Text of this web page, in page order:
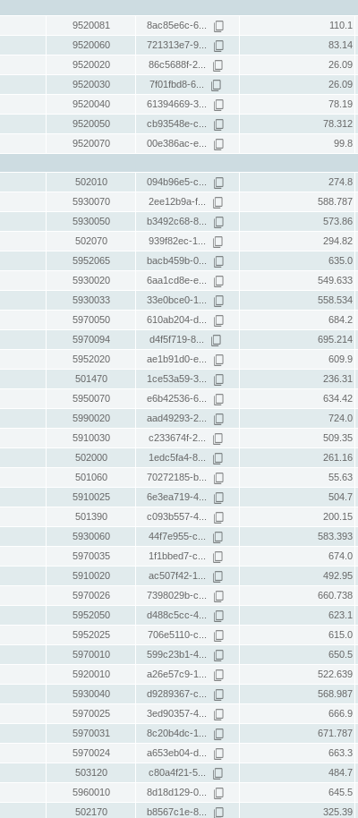
9520081 8ac85e6c-6... 110.1
9520060 721313e7-9... 83.14
9520020 86c5688f-2... 26.09
9520030 7f01fbd8-6... 26.09
9520040 61394669-3... 78.19
9520050 cb93548e-c... 78.312
9520070 00e386ac-e... 99.8
502010 094b96e5-c... 274.8
5930070 2ee12b9a-f... 588.787
5930050 b3492c68-8... 573.86
502070 939f82ec-1... 294.82
5952065 bacb459b-0... 635.0
5930020 6aa1cd8e-e... 549.633
5930033 33e0bce0-1... 558.534
5970050 610ab204-d... 684.2
5970094 d4f5f719-8... 695.214
5952020 ae1b91d0-e... 609.9
501470 1ce53a59-3... 236.31
5950070 e6b42536-6... 634.42
5990020 aad49293-2... 724.0
5910030 c233674f-2... 509.35
502000 1edc5fa4-8... 261.16
501060 70272185-b... 55.63
5910025 6e3ea719-4... 504.7
501390 c093b557-4... 200.15
5930060 44f7e955-c... 583.393
5970035 1f1bbed7-c... 674.0
5910020 ac507f42-1... 492.95
5970026 7398029b-c... 660.738
5952050 d488c5cc-4... 623.1
5952025 706e5110-c... 615.0
5970010 599c23b1-4... 650.5
5920010 a26e57c9-1... 522.639
5930040 d9289367-c... 568.987
5970025 3ed90357-4... 666.9
5970031 8c20b4dc-1... 671.787
5970024 a653eb04-d... 663.3
503120 c80a4f21-5... 484.7
5960010 8d18d129-0... 645.5
502170 b8567c1e-8... 325.39